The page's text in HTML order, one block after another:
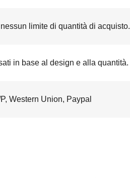
limite di quantità di acquisto.
in base al design e alla quantità.
Western Union, Paypal